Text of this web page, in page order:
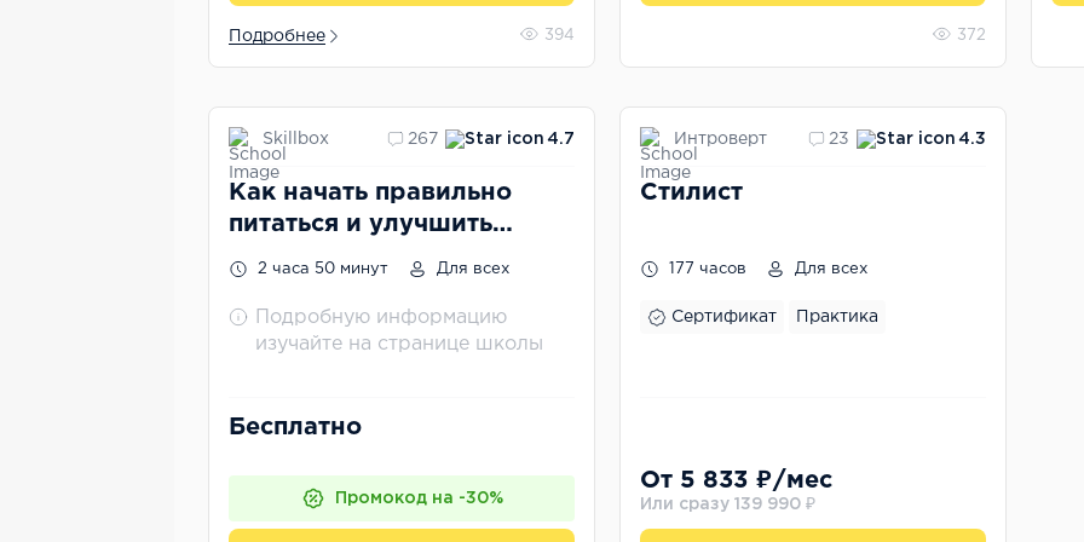
Подробнее 394 372
Skillbox 267 4.7
Как начать правильно
питаться и улучшить
2 часа 50 минут Для всех
Подробную информацию
изучайте на странице школы
Бесплатно
Промокод на -30%
Интроверт 23 4.3
Стилист
177 часов Для всех
Сертификат Практика
От 5 833 ₽/мес
Или сразу 139 990 ₽